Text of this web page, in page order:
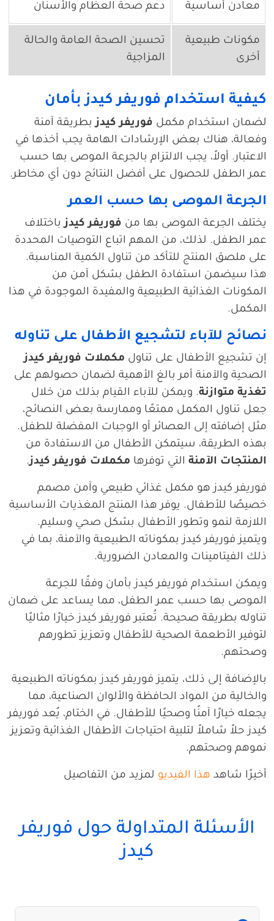
معادن أساسية دعم صحة العظام والأسنان
مكونات طبيعية
أخرى
تحسين الصحة العامة والحالة
المزاجية
كيفية استخدام فوريفر كيدز بأمان
لضمان استخدام مكمل فوريفر كيدزبطريقة آمنة
وفعالة، هناك بعض الإرشادات الهامة يجب أخذها في
الاعتبار. أولاً، يجب الالتزام بالجرعة الموصى بها حسب
عمر الطفل للحصول على أفضل النتائج دون أي مخاطر.
الجرعة الموصى بها حسب العمر
يختلف الجرعة الموصى بها من فوريفر كيدزباختلاف
عمر الطفل. لذلك، من المهم اتباع التوصيات المحددة
على ملصق المنتج للتأكد من تناول الكمية المناسبة.
هذا سيضمن استفادة الطفل بشكل آمن من
المكونات الغذائية الطبيعية والمفيدة الموجودة في هذا
المكمل.
نصائح للآباء لتشجيع الأطفال على تناوله
إن تشجيع الأطفال على تناول مكملات فوريفر كيدز
الصحية والآمنة أمر بالغ الأهمية لضمان حصولهم على
تغذية متوازنة. ويمكن للآباء القيام بذلك من خلال
جعل تناول المكمل ممتعًا وممارسة بعض النصائح،
مثل إضافته إلى العصائر أو الوجبات المفضلة للطفل.
بهذه الطريقة، سيتمكن الأطفال من الاستفادة من
المنتجات الآمنة التي توفرها مكملات فوريفر كيدز.
فوريفر كيدز هو مكمل غذائي طبيعي وآمن مصمم
خصيصًا للأطفال. يوفر هذا المنتج المغذيات الأساسية
اللازمة لنمو وتطور الأطفال بشكل صحي وسليم.
ويتميز فوريفر كيدز بمكوناته الطبيعية والآمنة، بما في
ذلك الفيتامينات والمعادن الضرورية.
ويمكن استخدام فوريفر كيدز بأمان وفقًا للجرعة
الموصى بها حسب عمر الطفل، مما يساعد على ضمان
تناوله بطريقة صحيحة. تُعتبر فوريفر كيدز خيارًا مثاليًا
لتوفير الأطعمة الصحية للأطفال وتعزيز تطورهم
وصحتهم.
بالإضافة إلى ذلك، يتميز فوريفر كيدز بمكوناته الطبيعية
والخالية من المواد الحافظة والألوان الصناعية، مما
يجعله خيارًا آمنًا وصحيًا للأطفال. في الختام، يُعد فوريفر
كيدز حلاً شاملاً لتلبية احتياجات الأطفال الغذائية وتعزيز
نموهم وصحتهم.
أخيرًا شاهد هذا الفيديو لمزيد من التفاصيل
الأسئلة المتداولة حول فوريفر
كيدز